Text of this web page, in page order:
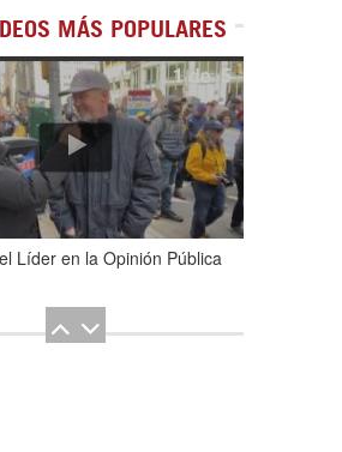
MÁS POPULARES
1de5
Líder en la Opinión Pública